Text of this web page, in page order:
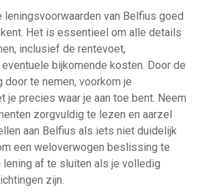
leningsvoorwaarden van Belfius goed
Het is essentieel om alle details
inclusief de rentevoet,
bijkomende kosten. Door de
door te nemen, voorkom je
je precies waar je aan toe bent. Neem
zorgvuldig te lezen en aarzel
aan Belfius als iets niet duidelijk
een weloverwogen beslissing te
lening af te sluiten als je volledig
zijn.